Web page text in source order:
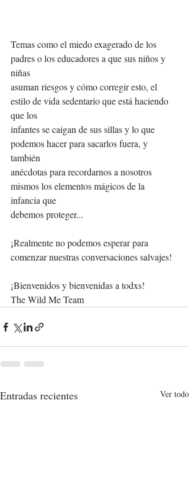
Temas como el miedo exagerado de los
padres o los educadores a que sus niños y
niñas
asuman riesgos y cómo corregir esto, el
estilo de vida sedentario que está haciendo
que los
infantes se caigan de sus sillas y lo que
podemos hacer para sacarlos fuera, y
también
anécdotas para recordarnos a nosotros
mismos los elementos mágicos de la
infancia que
debemos proteger...
¡Realmente no podemos esperar para
comenzar nuestras conversaciones salvajes!
¡Bienvenidos y bienvenidas a todxs!
The Wild Me Team
Entradas recientes Ver todo